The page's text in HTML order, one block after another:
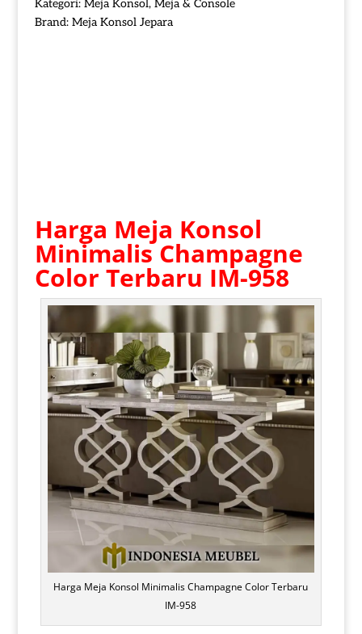
Kategori: Meja Konsol, Meja & Console
Brand: Meja Konsol Jepara
Harga Meja Konsol
MinimalisChampagne
Color Terbaru IM-958
Harga Meja Konsol Minimalis Champagne Color Terbaru
IM-958